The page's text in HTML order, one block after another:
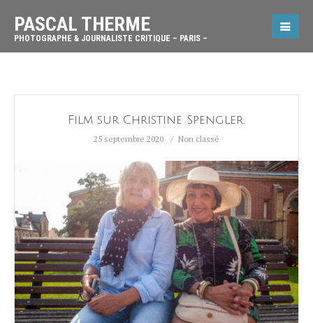
PASCAL THERME
PHOTOGRAPHE & JOURNALISTE CRITIQUE – PARIS –
Film sur Christine Spengler.
25 septembre 2020 Non classé